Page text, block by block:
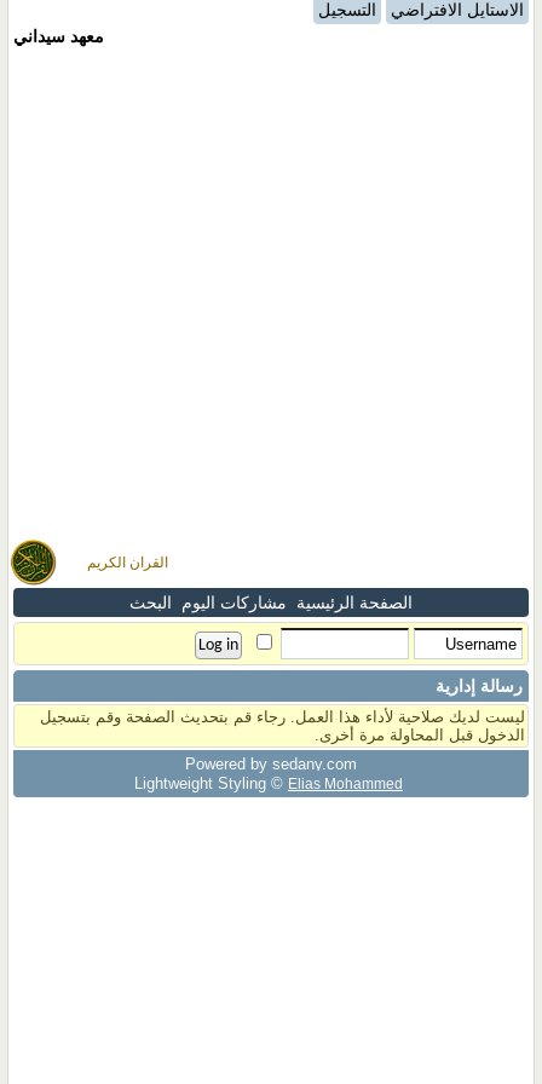
القران الكريم
الاستايل الافتراضي
التسجيل
معهد سيداني
الصفحة الرئيسية مشاركات اليوم البحث
رسالة إدارية
ليست لديك صلاحية لأداء هذا العمل. رجاء قم بتحديث الصفحة وقم بتسجيل
الدخول قبل المحاولة مرة أخرى.
Powered by sedany.com
Lightweight Styling © Elias Mohammed